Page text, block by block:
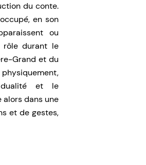
du conte.
en son
ou
rôle durant le
Grand et du
dualité et le
dans une
et de gestes,